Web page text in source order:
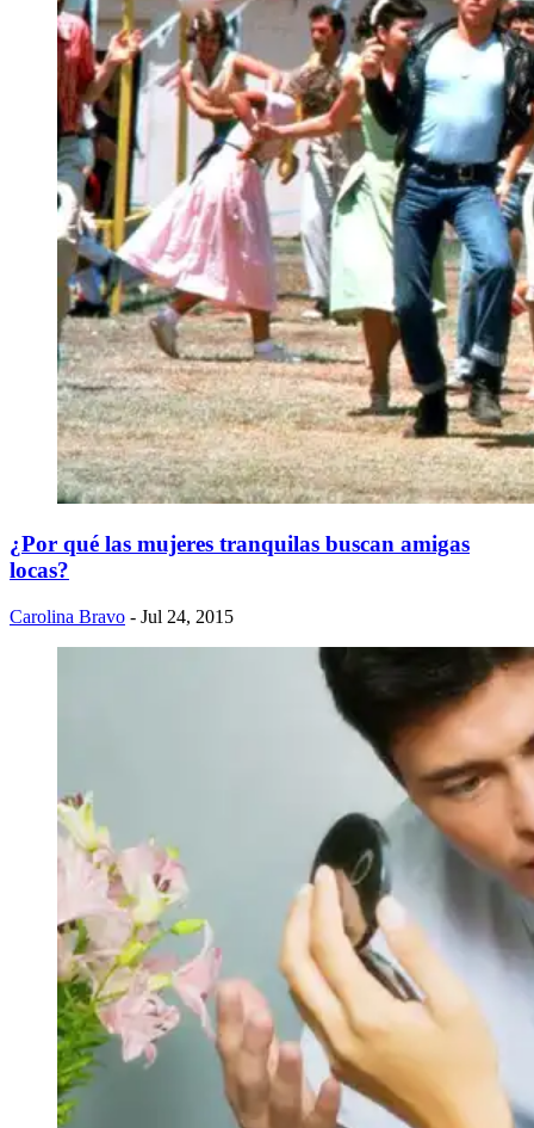
¿Por qué las mujeres tranquilas buscan amigas
locas?
Carolina Bravo - Jul 24, 2015